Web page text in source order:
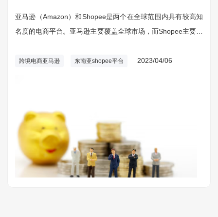
亚马逊（Amazon）和Shopee是两个在全球范围内具有较高知
名度的电商平台。亚马逊主要覆盖全球市场，而Shopee主要专
差异和优势至关重要。本文将从多个方面为您详细解析亚马逊
跨境电商亚马逊 东南亚shopee平台 2023/04/06